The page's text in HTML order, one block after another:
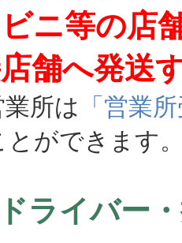
ニ等の店
舗へ発送
所は 「営業
とができます
ドライバー